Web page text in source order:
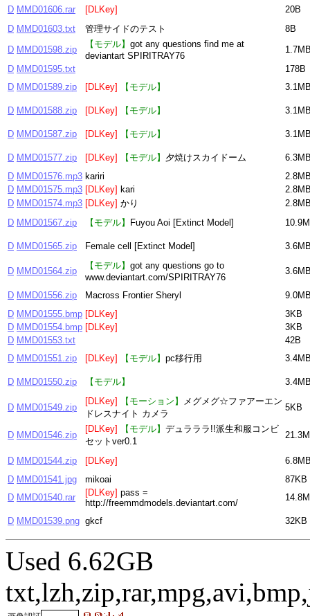
D MMD01606.rar [DLKey]
20B
D MMD01603.txt 管理サイドのテスト
8B
D MMD01598.zip
【モデル】 got any questions find me at
deviantart SPIRITRAY76
D MMD01595.txt
178B
D MMD01589.zip [DLKey] 【モデル】
D MMD01588.zip [DLKey] 【モデル】
D MMD01587.zip [DLKey] 【モデル】
D MMD01577.zip [DLKey] 【モデル】 夕焼けスカイドーム
D MMD01576.mp3 kariri
D MMD01575.mp3 [DLKey] kari
D MMD01574.mp3 [DLKey] かり
D MMD01567.zip 【モデル】 Fuyou Aoi [Extinct Model]
D MMD01565.zip Female cell [Extinct Model]
D MMD01564.zip
【モデル】 got any questions go to
www.deviantart.com/SPIRITRAY76
D MMD01556.zip Macross Frontier Sheryl
D MMD01555.bmp [DLKey]
3KB
D MMD01554.bmp [DLKey]
3KB
D MMD01553.txt
42B
D MMD01551.zip [DLKey] 【モデル】 pc移行用
D MMD01550.zip 【モデル】
D MMD01549.zip
[DLKey] 【モーション】
メグメグ☆ファアーエン
ドレスナイト カメラ
5KB
D MMD01546.zip
[DLKey] 【モデル】 デュラララ!!派生和服コンビ
セットver0.1
D MMD01544.zip [DLKey]
D MMD01541.jpg mikoai
87KB
D MMD01540.rar [DLKey] pass =
http://freemmdmodels.deviantart.com/
D MMD01539.png gkcf 32KB
Used 6.62GB